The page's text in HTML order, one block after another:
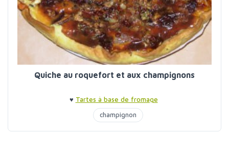
Quiche au roquefort et aux champignons
♥ Tartes à base de fromage
champignon